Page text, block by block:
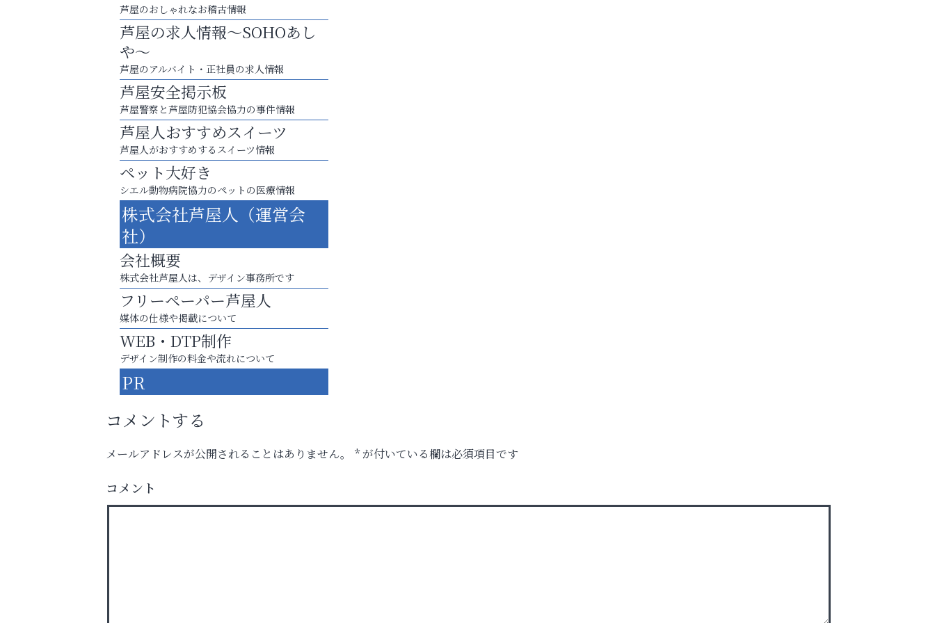
洋服お売りください！ 買取サービスは
出張・宅配・持ち込みすべて無料！
いわみ眼科
スマホは何時間までなら大丈夫？ ～スマホ時代
南芦屋浜皮膚科クリニック
芦屋のおしゃれなお稽古情報
芦屋の求人情報～SOHOあし
や～
芦屋のアルバイト・正社員の求人情報
芦屋安全掲示板
芦屋警察と芦屋防犯協会協力の事件情報
芦屋人おすすめスイーツ
芦屋人がおすすめするスイーツ情報
ペット大好き
シエル動物病院協力のペットの医療情報
株式会社芦屋人（運営会
社）
会社概要
株式会社芦屋人は、デザイン事務所です
フリーペーパー芦屋人
媒体の仕様や掲載について
WEB・DTP制作
デザイン制作の料金や流れについて
PR
コメントする
メールアドレスが公開されることはありません。 *が付いている欄は必須項目です
コメント